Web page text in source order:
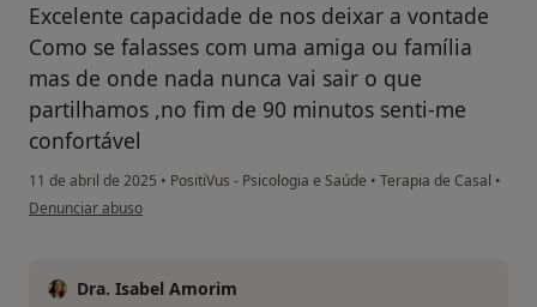
Excelente capacidade de nos deixar a vontade
Como se falasses com uma amiga ou família
mas de onde nada nunca vai sair o que
partilhamos ,no fim de 90 minutos senti-me
confortável
11 de abril de 2025 • PositiVus - Psicologia e Saúde • Terapia de Casal •
na opinião do utilizador Emilia magalhaes
Denunciar abuso
Dra. Isabel Amorim